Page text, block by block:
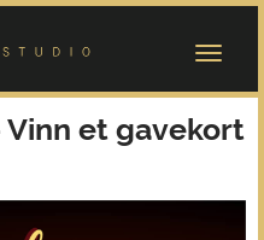
et gavekort